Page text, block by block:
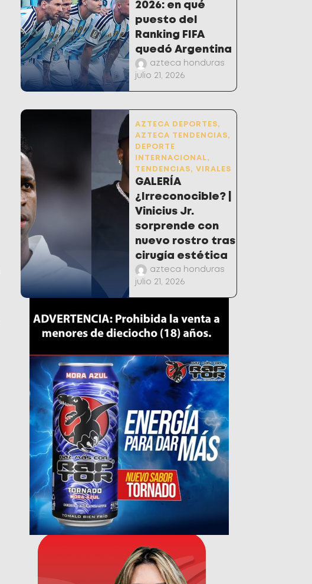
2026: en qué
puesto del
Ranking FIFA
quedó Argentina
azteca honduras
julio 21, 2026
AZTECA DEPORTES,
AZTECA TENDENCIAS,
DEPORTE
INTERNACIONAL,
TENDENCIAS, VIRALES
GALERÍA
¿Irreconocible? |
Vinicius Jr.
sorprende con
nuevo rostro tras
cirugía estética
azteca honduras
julio 21, 2026